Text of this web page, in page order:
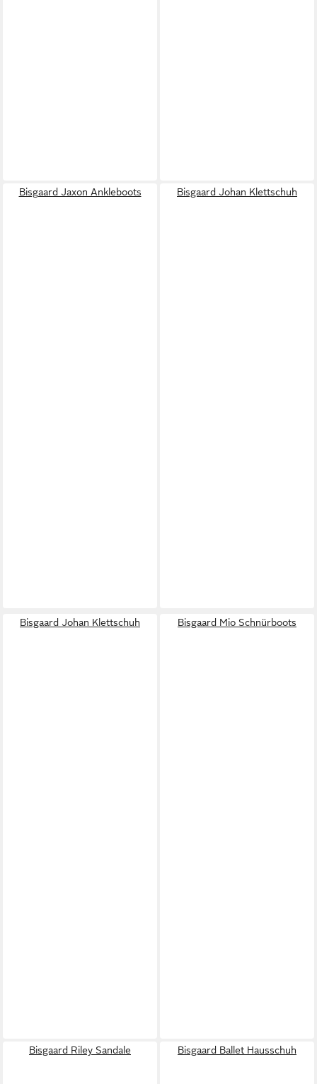
Bisgaard Jaxon Ankleboots Bisgaard Johan Klettschuh
Bisgaard Johan Klettschuh Bisgaard Mio Schnürboots
Bisgaard Riley Sandale Bisgaard Ballet Hausschuh